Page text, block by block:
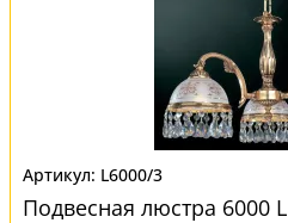
L6000/3
Подвесная люстра 6000